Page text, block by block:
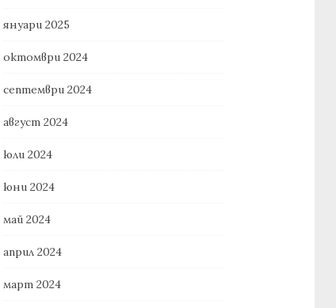
януари 2025
октомври 2024
септември 2024
август 2024
юли 2024
юни 2024
май 2024
април 2024
март 2024